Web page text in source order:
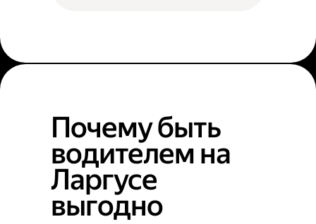
Почему быть
водителем на
Ларгусе
выгодно